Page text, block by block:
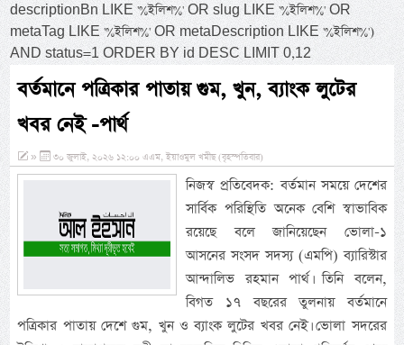
descriptionBn LIKE '%ইলিশ%' OR slug LIKE '%ইলিশ%' OR
metaTag LIKE '%ইলিশ%' OR metaDescription LIKE '%ইলিশ%')
AND status=1 ORDER BY id DESC LIMIT 0,12
বর্তমানে পত্রিকার পাতায় গুম, খুন, ব্যাংক লুটের
খবর নেই -পার্থ
» ৩০ জুলাই, ২০২৬ ১২:০০ এএম, ইয়াওমুল খমীছ (বৃহস্পতিবার)
নিজস্ব প্রতিবেদক: বর্তমান সময়ে দেশের
সার্বিক পরিস্থিতি অনেক বেশি স্বাভাবিক
রয়েছে বলে জানিয়েছেন ভোলা-১
আসনের সংসদ সদস্য (এমপি) ব্যারিস্টার
আন্দালিভ রহমান পার্থ। তিনি বলেন,
বিগত ১৭ বছরের তুলনায় বর্তমানে
পত্রিকার পাতায় দেশে গুম, খুন ও ব্যাংক লুটের খবর নেই। ভোলা সদরের